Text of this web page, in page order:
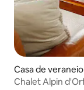
Casa de
Chalet Alpin